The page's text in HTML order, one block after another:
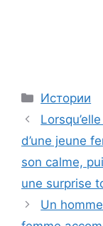
Categories
Истории
d’une jeune
son calme,
une surprise
Un